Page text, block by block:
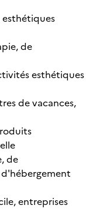
de
esthétiques
de vacances,
de
entreprises